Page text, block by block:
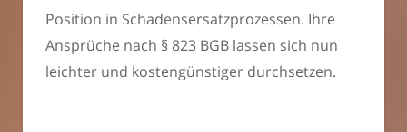
Position in Schadensersatzprozessen. Ihre
Ansprüche nach § 823 BGB lassen sich nun
leichter und kostengünstiger durchsetzen.